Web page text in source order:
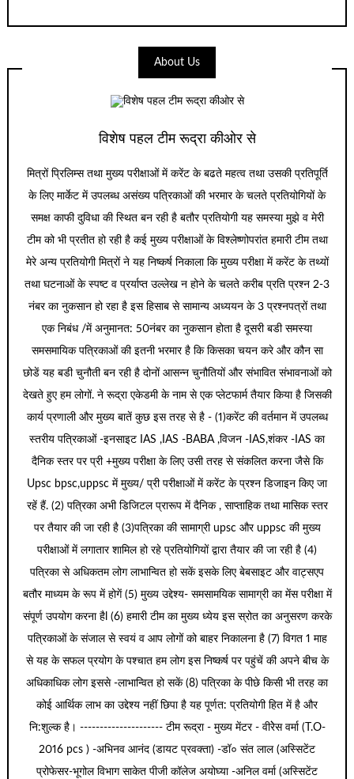
About Us
विशेष पहल टीम रूद्रा कीओर से
मित्रों प्रिलिम्स तथा मुख्य परीक्षाओं में करेंट के बढते महत्व तथा उसकी प्रतिपूर्ति
के लिए मार्केट में उपलब्ध असंख्य पत्रिकाओं की भरमार के चलते प्रतियोगियों के
समक्ष काफी दुविधा की स्थित बन रही है बतौर प्रतियोगी यह समस्या मुझे व मेरी
टीम को भी प्रतीत हो रही है कई मुख्य परीक्षाओं के विश्लेष्णोपरांत हमारी टीम तथा
मेरे अन्य प्रतियोगी मित्रों ने यह निष्कर्ष निकाला कि मुख्य परीक्षा में करेंट के तथ्यों
तथा घटनाओं के स्पष्ट व प्रर्याप्त उल्लेख न होने के चलते करीब प्रति प्रश्न 2-3
नंबर का नुकसान हो रहा है इस हिसाब से सामान्य अध्ययन के 3 प्रश्नपत्रों तथा
एक निबंध /में अनुमानत: 50नंबर का नुकसान होता है दूसरी बडी समस्या
समसमायिक पत्रिकाओं की इतनी भरमार है कि किसका चयन करे और कौन सा
छोडें यह बडी चुनौती बन रही है दोनों आसन्न चुनौतियों और संभावित संभावनाओं को
देखते हुए हम लोगों. ने रूद्रा एकेडमी के नाम से एक प्लेटफार्म तैयार किया है जिसकी
कार्य प्रणाली और मुख्य बातें कुछ इस तरह से है - (1)करेंट की वर्तमान में उपलब्ध
स्तरीय पत्रिकाओं -इनसाइट IAS ,IAS -BABA ,विजन -IAS,शंकर -IAS का
दैनिक स्तर पर प्री +मुख्य परीक्षा के लिए उसी तरह से संकलित करना जैसे कि
Upsc bpsc,uppsc में मुख्य/ प्री परीक्षाओं में करेंट के प्रश्न डिजाइन किए जा
रहें हैं. (2) पत्रिका अभी डिजिटल प्रारूप में दैनिक , साप्ताहिक तथा मासिक स्तर
पर तैयार की जा रही है (3)पत्रिका की सामाग्री upsc और uppsc की मुख्य
परीक्षाओं में लगातार शामिल हो रहे प्रतियोगियों द्वारा तैयार की जा रही है (4)
पत्रिका से अधिकतम लोग लाभान्वित हो सकें इसके लिए बेबसाइट और वाट्सएप
बतौर माध्यम के रूप में होगें (5) मुख्य उद्देश्य- समसामयिक सामाग्री का मेंस परीक्षा में
संपूर्ण उपयोग करना हैl (6) हमारी टीम का मुख्य ध्येय इस स्रोत का अनुसरण करके
पत्रिकाओं के संजाल से स्वयं व आप लोगों को बाहर निकालना है (7) विगत 1 माह
से यह के सफल प्रयोग के पश्चात हम लोग इस निष्कर्ष पर पहुंचें की अपने बीच के
अधिकाधिक लोग इससे -लाभान्वित हो सकें (8) पत्रिका के पीछे किसी भी तरह का
कोई आर्थिक लाभ का उद्देश्य नहीं छिपा है यह पूर्णत: प्रतियोगी हित में है और
नि:शुल्क है। --------------------- टीम रूद्रा - मुख्य मेंटर - वीरेेस वर्मा (T.O-
2016 pcs ) -अभिनव आनंद (डायट प्रवक्ता) -डॉ० संत लाल (अस्सिटेंट
प्रोफेसर-भूगोल विभाग साकेत पीजी कॉलेज अयोघ्या -अनिल वर्मा (अस्सिटेंट